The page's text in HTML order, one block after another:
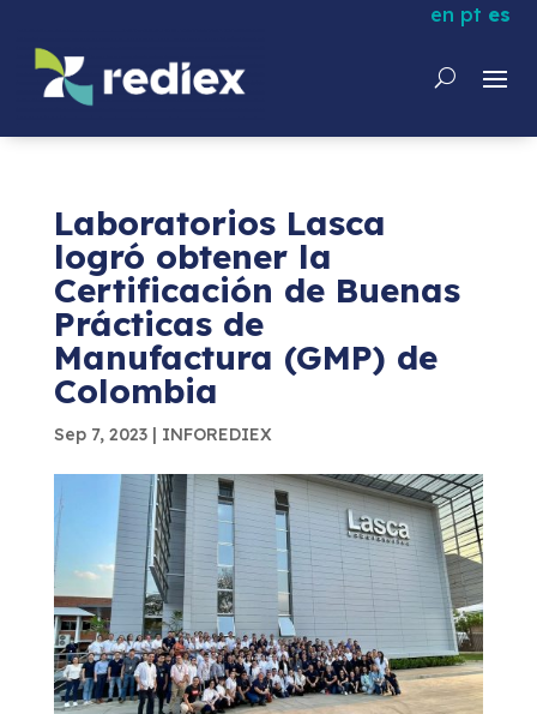
en pt es
Laboratorios Lasca
logró obtener la
Certificación de Buenas
Prácticas de
Manufactura (GMP) de
Colombia
Sep 7, 2023| INFOREDIEX